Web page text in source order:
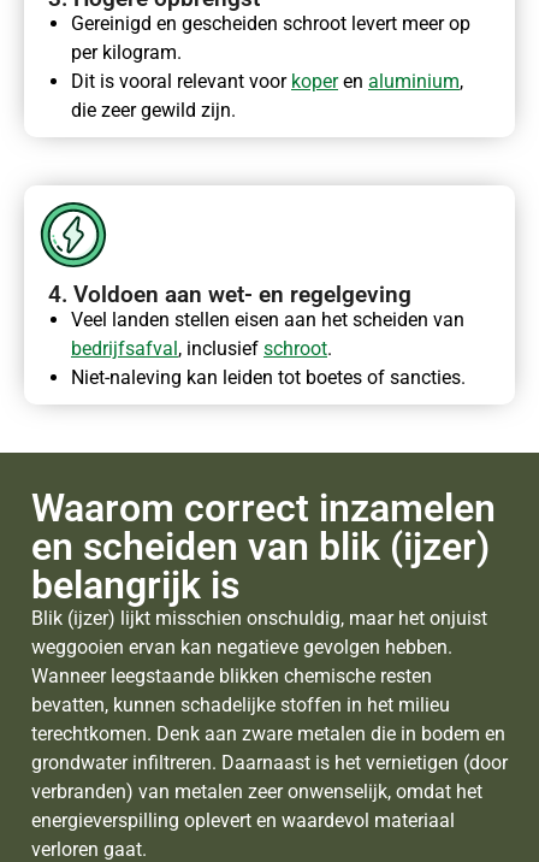
Gereinigd en gescheiden schroot levert meer op
per kilogram.
Dit is vooral relevant voor koperen aluminium,
die zeer gewild zijn.
4. Voldoen aan wet- en regelgeving​
Veel landen stellen eisen aan het scheiden van
bedrijfsafval, inclusief schroot.
Niet-naleving kan leiden tot boetes of sancties.
Waarom correct inzamelen
en scheiden van blik (ijzer)
belangrijk is
Blik (ijzer) lijkt misschien onschuldig, maar het onjuist
weggooien ervan kan negatieve gevolgen hebben.
Wanneer leegstaande blikken chemische resten
bevatten, kunnen schadelijke stoffen in het milieu
terechtkomen. Denk aan zware metalen die in bodem en
grondwater infiltreren. Daarnaast is het vernietigen (door
verbranden) van metalen zeer onwenselijk, omdat het
energieverspilling oplevert en waardevol materiaal
verloren gaat.